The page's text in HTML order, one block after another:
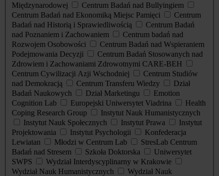
Międzynarodowej
Centrum Badań nad Bullyingiem
Centrum Badań nad Ekonomiką Miejsc Pamięci
Centrum
Badań nad Historią i Sprawiedliwością
Centrum Badań
nad Poznaniem i Zachowaniem
Centrum badań nad
Rozwojem Osobowości
Centrum Badań nad Wspieraniem
Podejmowania Decyzji
Centrum Badań Stosowanych nad
Zdrowiem i Zachowaniami Zdrowotnymi CARE-BEH
Centrum Cywilizacji Azji Wschodniej
Centrum Studiów
nad Demokracją
Centrum Transferu Wiedzy
Dział
Badań Naukowych
Dział Marketingu
Emotion
Cognition Lab
Europejski Uniwersytet Viadrina
Health
Coping Research Group
Instytut Nauk Humanistycznych
Instytut Nauk Społecznych
Instytut Prawa
Instytut
Projektowania
Instytut Psychologii
Konfederacja
Lewiatan
Młodzi w Centrum Lab
StresLab Centrum
Badań nad Stresem
Szkoła Doktorska
Uniwersytet
SWPS
Wydział Interdyscyplinarny w Krakowie
Wydział Nauk Humanistycznych
Wydział Nauk